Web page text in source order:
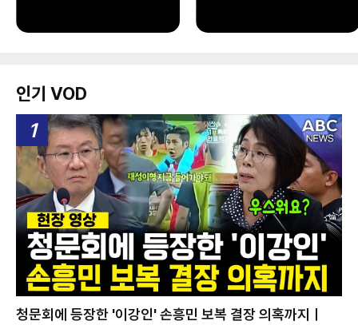
인기 VOD
1
청문회에 등장한 '이강인' 손흥민 보복 결장 의혹까지ㅣ